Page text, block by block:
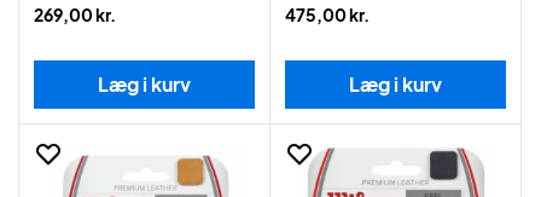
269,00 kr.
Læg i kurv
475,00 kr.
Læg i kurv